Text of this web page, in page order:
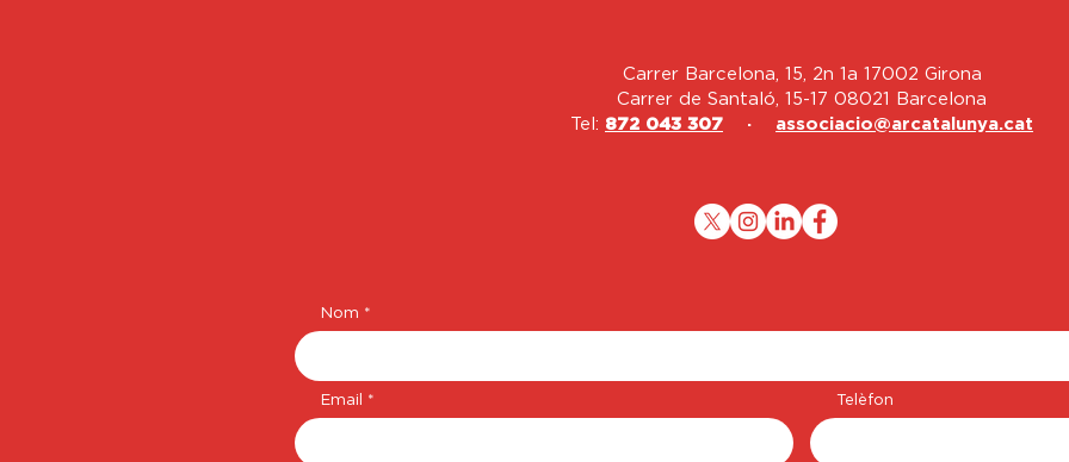
Carrer Barcelona, 15, 2n 1a 17002 Girona
Carrer de Santaló, 15-17 08021 Barcelona
Tel: 872 043 307 · associacio@arcatalunya.cat
Nom
Email Telèfon